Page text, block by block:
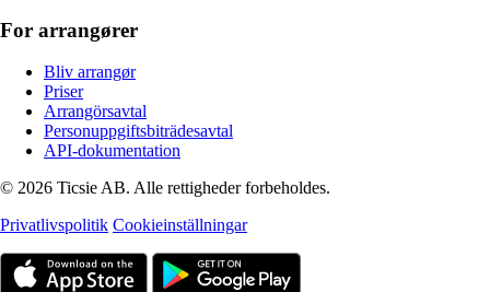
For arrangører
Bliv arrangør
Priser
Arrangörsavtal
Personuppgiftsbiträdesavtal
API-dokumentation
© 2026 Ticsie AB. Alle rettigheder forbeholdes.
Privatlivspolitik Cookieinställningar